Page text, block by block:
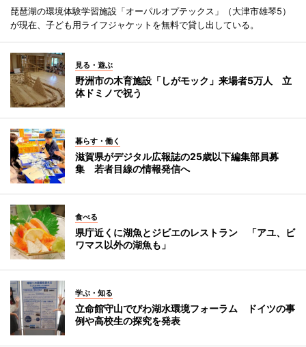
琵琶湖の環境体験学習施設「オーパルオプテックス」（大津市雄琴5）
が現在、子ども用ライフジャケットを無料で貸し出している。
見る・遊ぶ
野洲市の木育施設「しがモック」来場者5万人 立
体ドミノで祝う
暮らす・働く
滋賀県がデジタル広報誌の25歳以下編集部員募
集 若者目線の情報発信へ
食べる
県庁近くに湖魚とジビエのレストラン 「アユ、ビ
ワマス以外の湖魚も」
学ぶ・知る
立命館守山でびわ湖水環境フォーラム ドイツの事
例や高校生の探究を発表